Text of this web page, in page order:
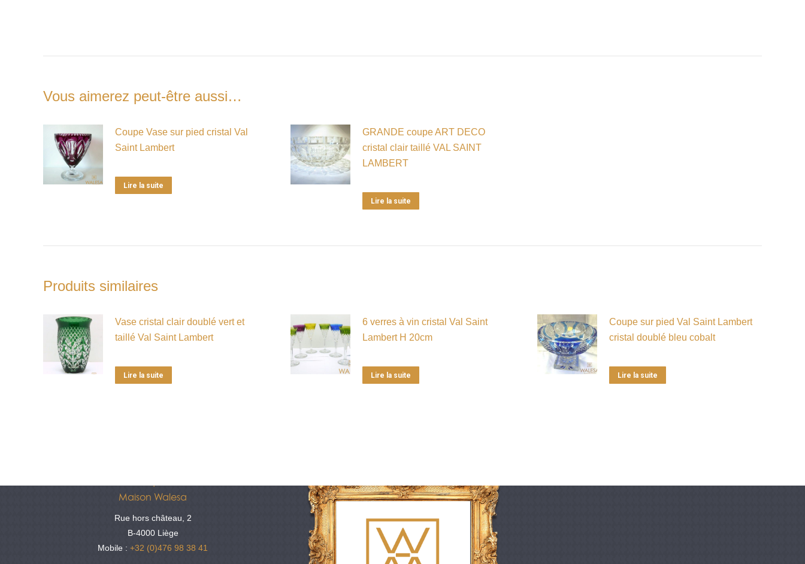
Vous aimerez peut-être aussi…
Coupe Vase sur pied cristal Val
Saint Lambert
Lire la suite
GRANDE coupe ART DECO
cristal clair taillé VAL SAINT
LAMBERT
Lire la suite
Produits similaires
Vase cristal clair doublé vert et
taillé Val Saint Lambert
Lire la suite
6 verres à vin cristal Val Saint
Lambert H 20cm
Lire la suite
Coupe sur pied Val Saint Lambert
cristal doublé bleu cobalt
Lire la suite
Maison Walesa
Rue hors château, 2
B-4000 Liège
Mobile :+32 (0)476 98 38 41